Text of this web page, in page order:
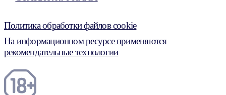
Политика обработки файлов cookie
На информационном ресурсе применяются
рекомендательные технологии